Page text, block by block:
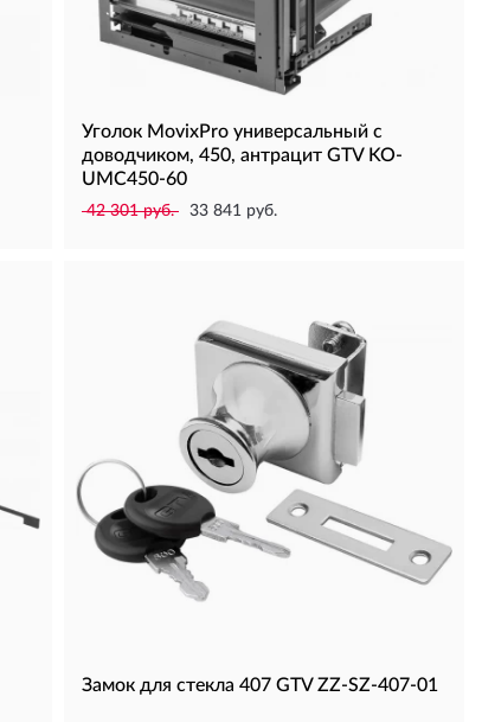
Уголок MovixPro универсальный с
доводчиком, 450, антрацит GTV KO-
UMC450-60
42 301 руб. 33 841 руб.
Замок для стекла 407 GTV ZZ-SZ-407-01